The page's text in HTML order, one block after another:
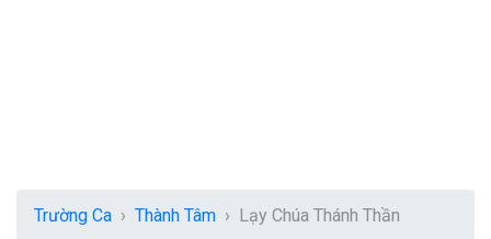
Trường Ca Thành Tâm Lạy Chúa Thánh Thần